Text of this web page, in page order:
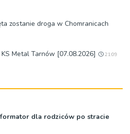
zostanie droga w Chomranicach
Metal Tarnów [07.08.2026] 21:09
dla rodziców po stracie